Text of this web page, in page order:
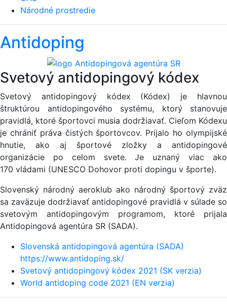
Národné prostredie
Antidoping
Svetový antidopingový kódex
Svetový antidopingový kódex (Kódex) je hlavnou
štruktúrou antidopingového systému, ktorý stanovuje
pravidlá, ktoré športovci musia dodržiavať. Cieľom Kódexu
je chrániť práva čistých športovcov. Prijalo ho olympijské
hnutie, ako aj športové zložky a antidopingové
organizácie po celom svete. Je uznaný viac ako
170 vládami (UNESCO Dohovor proti dopingu v športe).
Slovenský národný aeroklub ako národný športový zväz
sa zaväzuje dodržiavať antidopingové pravidlá v súlade so
svetovým antidopingovým programom, ktoré prijala
Antidopingová agentúra SR (SADA).
Slovenská antidopingová agentúra (SADA)
https://www.antidoping.sk/
Svetový antidopingový kódex 2021 (SK verzia)
World antidoping code 2021 (EN verzia)